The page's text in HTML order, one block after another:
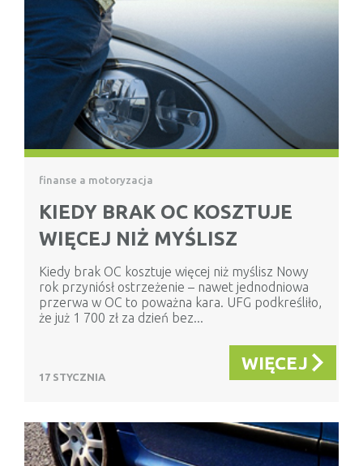
finanse a motoryzacja
KIEDY BRAK OC KOSZTUJE
WIĘCEJ NIŻ MYŚLISZ
Kiedy brak OC kosztuje więcej niż myślisz Nowy
rok przyniósł ostrzeżenie – nawet jednodniowa
przerwa w OC to poważna kara. UFG podkreśliło,
że już 1 700 zł za dzień bez...
17 STYCZNIA
WIĘCEJ